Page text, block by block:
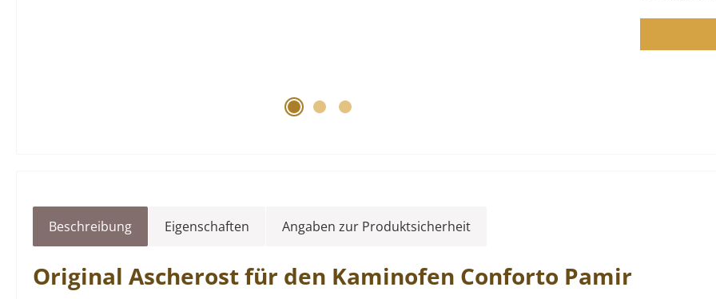
Beschreibung Eigenschaften Angaben zur Produktsicherheit
Original Ascherostfür den Kaminofen Conforto Pamir